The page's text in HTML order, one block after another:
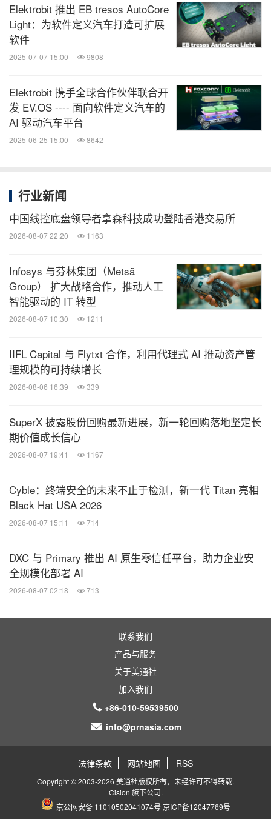
Elektrobit 推出 EB tresos AutoCore
Light：为软件定义汽车打造可扩展
软件
2025-07-07 15:00 9808
Elektrobit 携手全球合作伙伴联合开
发 EV.OS ---- 面向软件定义汽车的
AI 驱动汽车平台
2025-06-25 15:00 8642
行业新闻
中国线控底盘领导者拿森科技成功登陆香港交易所
2026-08-07 22:20 1163
Infosys 与芬林集团（Metsä
Group） 扩大战略合作，推动人工
智能驱动的 IT 转型
2026-08-07 10:30 1211
IIFL Capital 与 Flytxt 合作，利用代理式 AI 推动资产管
理规模的可持续增长
2026-08-06 16:39 339
SuperX 披露股份回购最新进展，新一轮回购落地坚定长
期价值成长信心
2026-08-07 19:41 1167
Cyble：终端安全的未来不止于检测，新一代 Titan 亮相
Black Hat USA 2026
2026-08-07 15:11 714
DXC 与 Primary 推出 AI 原生零信任平台，助力企业安
全规模化部署 AI
2026-08-07 02:18 713
联系我们
产品与服务
关于美通社
加入我们
+86-010-59539500
info@prnasia.com
法律条款 网站地图 RSS
Copyright © 2003-2026 美通社版权所有，未经许可不得转载.
Cision 旗下公司.
京公网安备 11010502041074号 京ICP备12047769号